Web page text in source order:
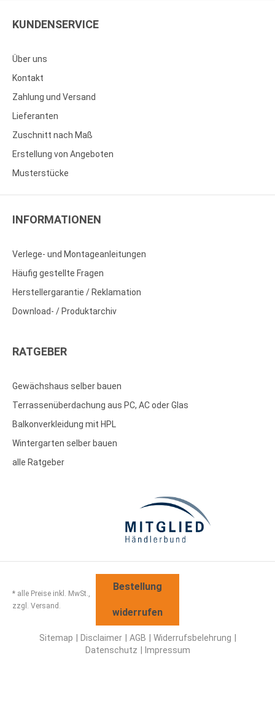
KUNDENSERVICE
Über uns
Kontakt
Zahlung und Versand
Lieferanten
Zuschnitt nach Maß
Erstellung von Angeboten
Musterstücke
INFORMATIONEN
Verlege- und Montageanleitungen
Häufig gestellte Fragen
Herstellergarantie / Reklamation
Download- / Produktarchiv
RATGEBER
Gewächshaus selber bauen
Terrassenüberdachung aus PC, AC oder Glas
Balkonverkleidung mit HPL
Wintergarten selber bauen
alle Ratgeber
* alle Preise inkl. MwSt.,
zzgl. Versand.
Bestellung
widerrufen
Sitemap Disclaimer AGB
Widerrufsbelehrung
Datenschutz
Impressum